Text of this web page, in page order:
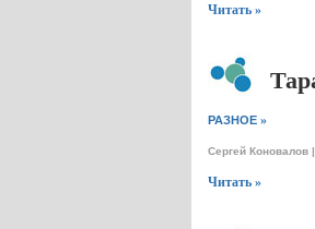
Читать »
РАЗНОЕ»
Сергей Коновалов|
Читать »